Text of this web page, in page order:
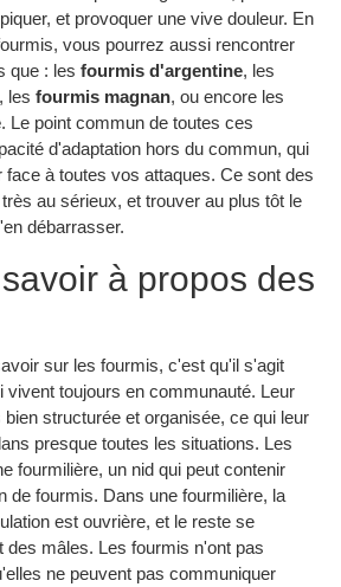
et provoquer une vive douleur. En
vous pourrez aussi rencontrer
que : les fourmis d'argentine, les
, les fourmis magnan, ou encore les
. Le point commun de toutes ces
d'adaptation hors du commun, qui
face à toutes vos attaques. Ce sont des
au sérieux, et trouver au plus tôt le
débarrasser.
à propos des
sur les fourmis, c'est qu'il s'agit
vivent toujours en communauté. Leur
structurée et organisée, ce qui leur
presque toutes les situations. Les
fourmilière, un nid qui peut contenir
de fourmis. Dans une fourmilière, la
est ouvrière, et le reste se
des mâles. Les fourmis n'ont pas
ne peuvent pas communiquer